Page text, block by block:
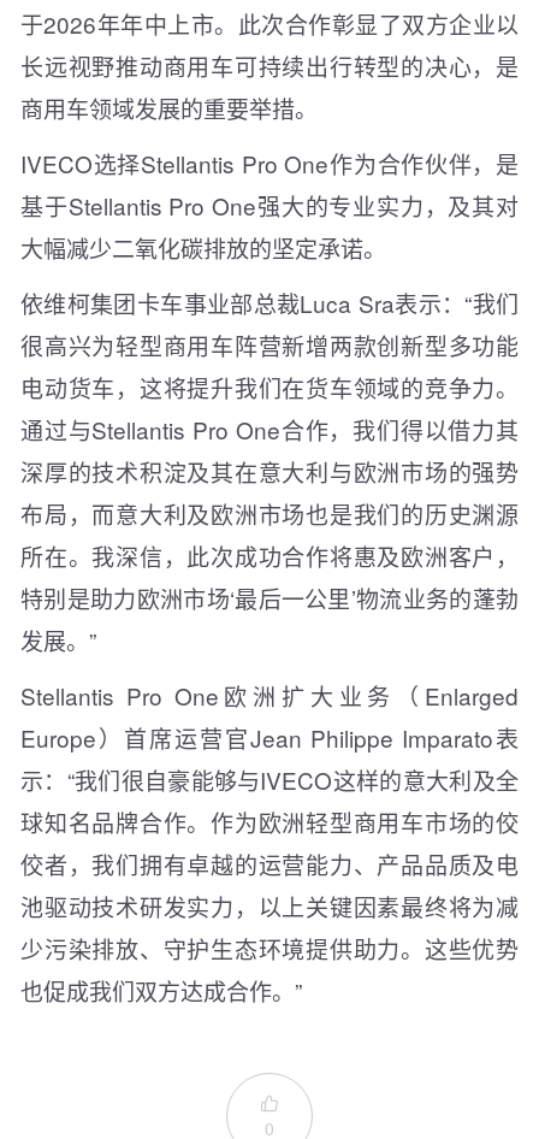
于2026年年中上市。此次合作彰显了双方企业以
长远视野推动商用车可持续出行转型的决心，是
商用车领域发展的重要举措。
IVECO选择Stellantis Pro One作为合作伙伴，是
基于Stellantis Pro One强大的专业实力，及其对
大幅减少二氧化碳排放的坚定承诺。
依维柯集团卡车事业部总裁Luca Sra表示：“我们
很高兴为轻型商用车阵营新增两款创新型多功能
电动货车，这将提升我们在货车领域的竞争力。
通过与Stellantis Pro One合作，我们得以借力其
深厚的技术积淀及其在意大利与欧洲市场的强势
布局，而意大利及欧洲市场也是我们的历史渊源
所在。我深信，此次成功合作将惠及欧洲客户，
特别是助力欧洲市场‘最后一公里’物流业务的蓬勃
发展。”
Stellantis Pro One欧洲扩大业务（Enlarged
Europe）首席运营官Jean Philippe Imparato表
示：“我们很自豪能够与IVECO这样的意大利及全
球知名品牌合作。作为欧洲轻型商用车市场的佼
佼者，我们拥有卓越的运营能力、产品品质及电
池驱动技术研发实力，以上关键因素最终将为减
少污染排放、守护生态环境提供助力。这些优势
也促成我们双方达成合作。”

0